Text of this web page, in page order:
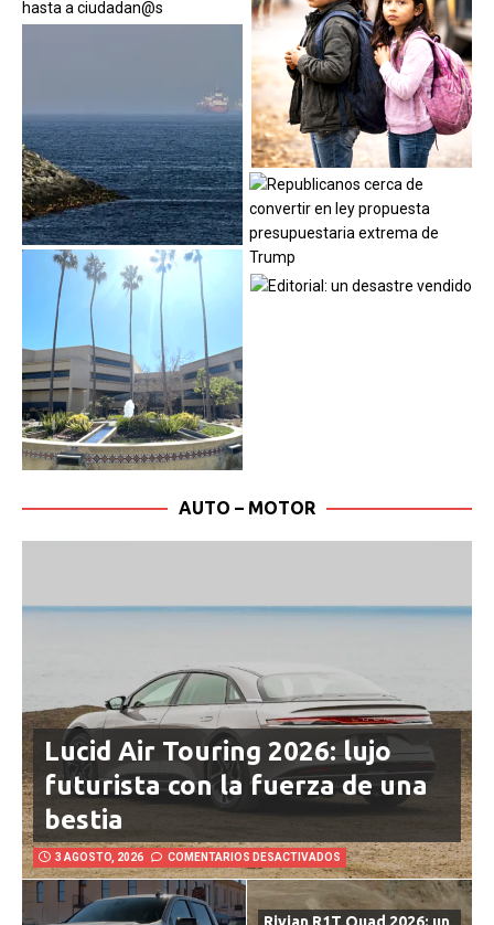
Lucid Air Touring 2026: lujo
futurista con la fuerza de una
bestia
3 AGOSTO, 2026 COMENTARIOS DESACTIVADOS